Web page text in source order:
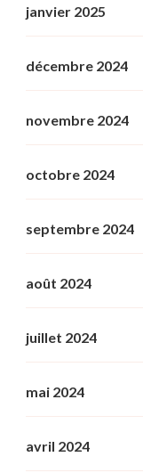
janvier 2025
décembre 2024
novembre 2024
octobre 2024
septembre 2024
août 2024
juillet 2024
mai 2024
avril 2024